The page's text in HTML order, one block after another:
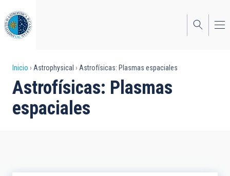
al
contenido
principal
Sobrescribir
enlaces
de
Inicio Astrophysical Astrofísicas: Plasmas espaciales
Astrofísicas: Plasmas
espaciales